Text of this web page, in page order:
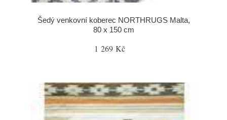
Šedý venkovní koberec NORTHRUGS Malta,
80 x 150 cm
1 269 Kč